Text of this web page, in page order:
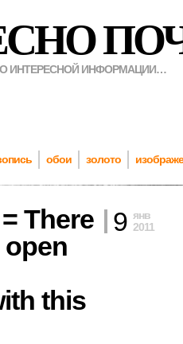
ИНТЕРЕСНОЙ ИНФОРМАЦИИ…
обои золото
There
open
this
9 янв
2011